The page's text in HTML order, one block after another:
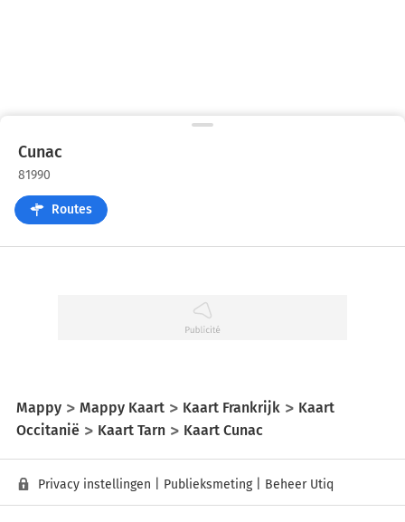
Cunac
81990
Routes
Mappy Mappy Kaart Kaart Frankrijk
Kaart
Occitanië
Kaart Tarn Kaart Cunac
Privacy instellingen Publieksmeting| Beheer Utiq